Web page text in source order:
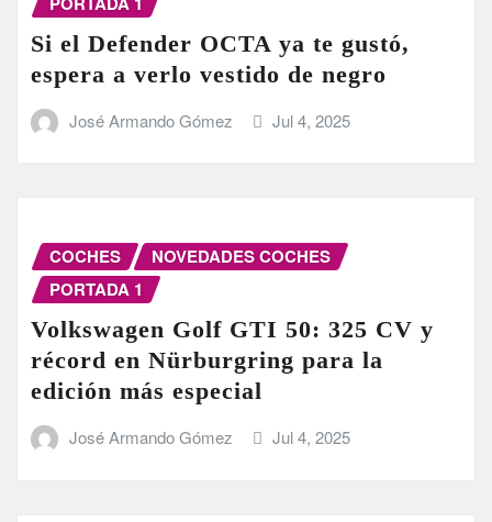
Si el Defender OCTA ya te gustó,
espera a verlo vestido de negro
José Armando Gómez Jul 4, 2025
COCHES
NOVEDADES COCHES
PORTADA 1
Volkswagen Golf GTI 50: 325 CV y
récord en Nürburgring para la
edición más especial
José Armando Gómez Jul 4, 2025